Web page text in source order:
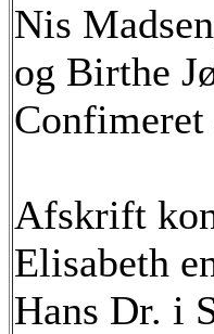
Nis
og Birthe
Confimeret
Afskrift
Elisabeth
Hans Dr. i